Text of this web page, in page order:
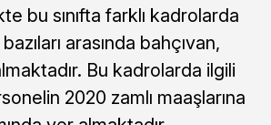
bu sınıfta farklı kadrolarda
arasında bahçıvan,
Bu kadrolarda ilgili
2020 zamlı maaşlarına